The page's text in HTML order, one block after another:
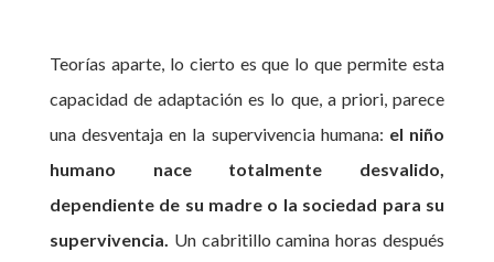
Teorías aparte, lo cierto es que lo que permite esta
capacidad de adaptación es lo que, a priori, parece
una desventaja en la supervivencia humana: el niño
humano nace totalmente desvalido,
dependiente de su madre o la sociedad para su
supervivencia. Un cabritillo camina horas después